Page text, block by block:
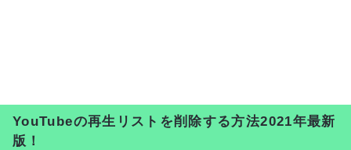
YouTubeの再生リストを削除する方法2021年最新
版！